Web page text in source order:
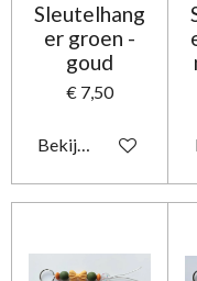
Sleutelhang
er groen -
goud
€ 7,50
Bekijk details